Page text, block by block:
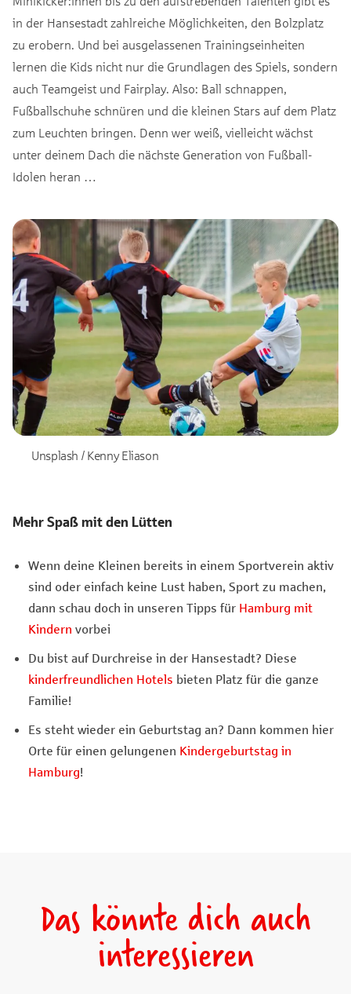
in der Hansestadt zahlreiche Möglichkeiten, den Bolzplatz
zu erobern. Und bei ausgelassenen Trainingseinheiten
lernen die Kids nicht nur die Grundlagen des Spiels, sondern
auch Teamgeist und Fairplay. Also: Ball schnappen,
Fußballschuhe schnüren und die kleinen Stars auf dem Platz
zum Leuchten bringen. Denn wer weiß, vielleicht wächst
unter deinem Dach die nächste Generation von Fußball-
Idolen heran …
Unsplash / Kenny Eliason
Mehr Spaß mit den Lütten
Wenn deine Kleinen bereits in einem Sportverein aktiv
sind oder einfach keine Lust haben, Sport zu machen,
dann schau doch in unseren Tipps für Hamburg mit
Kindern vorbei
Du bist auf Durchreise in der Hansestadt? Diese
kinderfreundlichen Hotels bieten Platz für die ganze
Familie!
Es steht wieder ein Geburtstag an? Dann kommen hier
Orte für einen gelungenen Kindergeburtstag in
Hamburg!
Das könnte dich auch
interessieren